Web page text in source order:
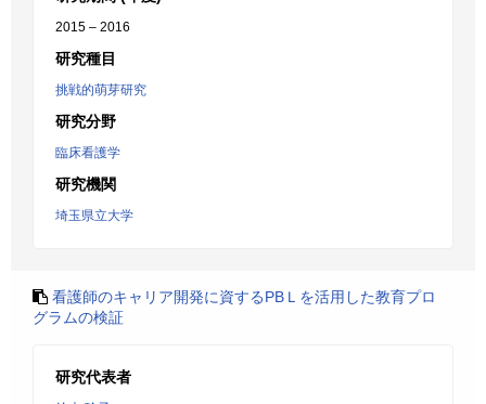
2015 – 2016
研究種目
挑戦的萌芽研究
研究分野
臨床看護学
研究機関
埼玉県立大学
看護師のキャリア開発に資するPBＬを活用した教育プロ
グラムの検証
研究代表者